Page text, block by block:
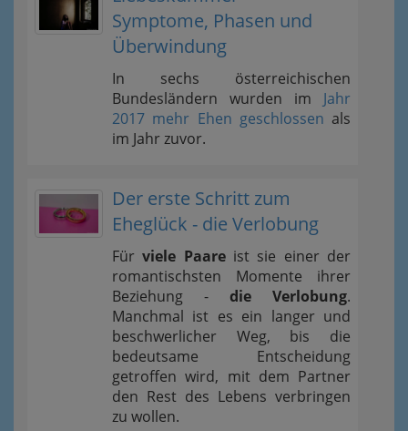
Symptome, Phasen und
Überwindung
In sechs österreichischen
Bundesländern wurden im Jahr
2017 mehr Ehen geschlossen als
im Jahr zuvor.
Der erste Schritt zum
Eheglück - die Verlobung
Fürviele Paareist sie einer der
romantischsten Momente ihrer
Beziehung - die Verlobung.
Manchmal ist es ein langer und
beschwerlicher Weg, bis die
bedeutsame Entscheidung
getroffen wird, mit dem Partner
den Rest des Lebens verbringen
zu wollen.